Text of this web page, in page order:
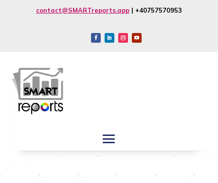
contact@SMARTreports.app | +40757570953